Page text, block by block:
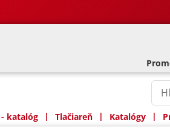
katalóg | Tlačiareň | Katalógy |